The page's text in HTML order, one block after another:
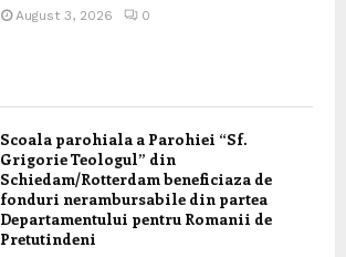
August 3, 2026 0
Scoala parohiala a Parohiei “Sf.
Grigorie Teologul” din
Schiedam/Rotterdam beneficiaza de
fonduri nerambursabile din partea
Departamentului pentru Romanii de
Pretutindeni